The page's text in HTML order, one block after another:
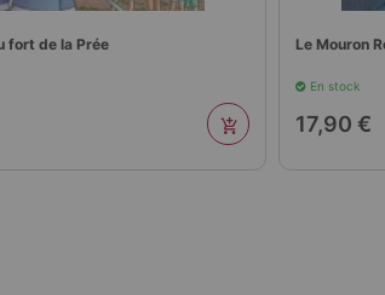
fort de la Prée Le Mouron
En stock
17,90 €